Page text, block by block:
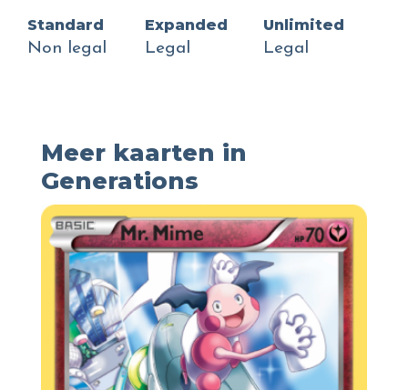
Standard
Non legal
Expanded
Legal
Unlimited
Legal
Meer kaarten in
Generations